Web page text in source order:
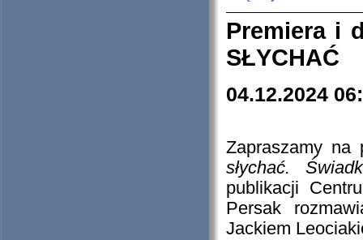
Premiera i
SŁYCHAĆ
04.12.2024
Zapraszamy
słychać.
publikacji
Persak
Jackiem